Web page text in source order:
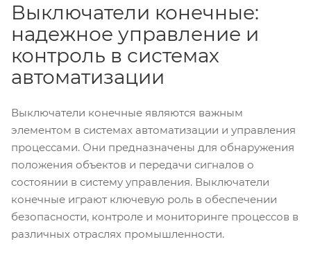
Выключатели конечные:
надежное управление и
контроль в системах
автоматизации
Выключатели конечные являются важным
элементом в системах автоматизации и управления
процессами. Они предназначены для обнаружения
положения объектов и передачи сигналов о
состоянии в систему управления. Выключатели
конечные играют ключевую роль в обеспечении
безопасности, контроле и мониторинге процессов в
различных отраслях промышленности.